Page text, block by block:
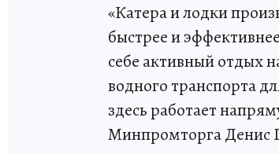
«Катера и лодки
быстрее и
себе активный отдых
водного транспорта
здесь работает
Минпромторга Денис